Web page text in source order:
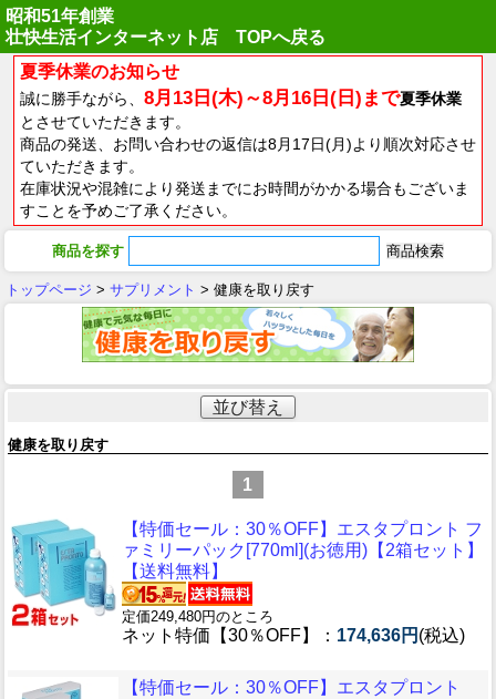
昭和51年創業
壮快生活インターネット店 TOPへ戻る
夏季休業のお知らせ
誠に勝手ながら、 8月13日(木)～8月16日(日)まで夏季休業
とさせていただきます。
商品の発送、お問い合わせの返信は8月17日(月)より順次対応させ
ていただきます。
在庫状況や混雑により発送までにお時間がかかる場合もございま
すことを予めご了承ください。
商品を探す
トップページ > サプリメント > 健康を取り戻す
並び替え
健康を取り戻す
1
【特価セール：30％OFF】エスタプロント フ
ァミリーパック[770ml](お徳用)【2箱セット】
【送料無料】
定価249,480円のところ
ネット特価【30％OFF】： 174,636円 (税込)
【特価セール：30％OFF】エスタプロント